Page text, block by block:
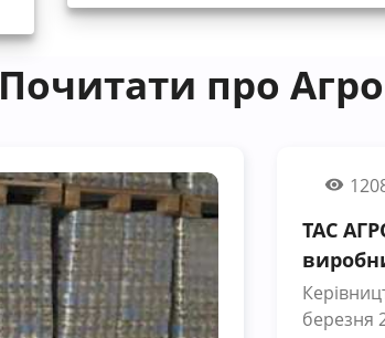
Почитати про
ТАС
березня